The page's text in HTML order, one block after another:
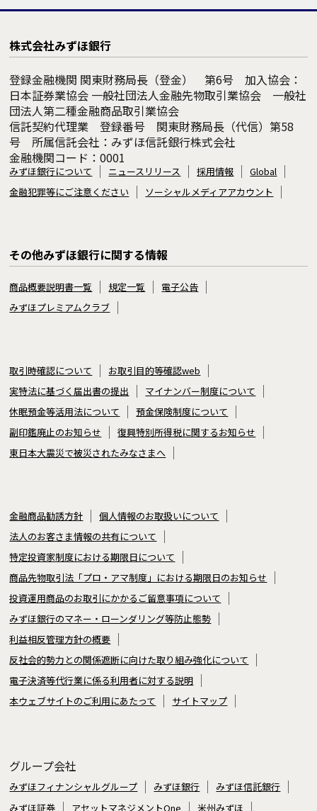
株式会社みずほ銀行
登録金融機関 関東財務局長（登金） 第6号 加入協会：
日本証券業協会 一般社団法人金融先物取引業協会 一般社
団法人第二種金融商品取引業協会
信託契約代理業 登録番号 関東財務局長（代信）第58
号 所属信託会社：みずほ信託銀行株式会社
金融機関コード：0001
みずほ銀行について ニュースリリース 採用情報
Global
金融犯罪等にご注意ください
ソーシャルメディアアカウント
その他みずほ銀行に関する情報
商品概要説明書一覧 規定一覧
電子公告
みずほプレミアムクラブ
取引時確認について
お取引目的等確認web
実特法に基づく届出書の提出
マイナンバー制度について
休眠預金等活用法について
預金保険制度について
副印鑑廃止のお知らせ
復興特別所得税に関するお知らせ
東日本大震災で被災されたみなさまへ
金融商品勧誘方針
個人情報のお取扱いについて
法人のお客さま情報の共有について
特定投資家制度における期限日について
商品先物取引法「プロ・アマ制度」における期限日のお知らせ
投資運用商品のお取引にかかるご留意事項について
みずほ銀行のマネー・ローンダリング等防止態勢
利益相反管理方針の概要
反社会的勢力との関係遮断に向けた取り組み強化について
電子決済等代行業に係る利用者に対する説明
本ウェブサイトのご利用にあたって
サイトマップ
グループ会社
みずほフィナンシャルグループ みずほ銀行
みずほ信託銀行
みずほ証券
アセットマネジメントOne 米州みずほ